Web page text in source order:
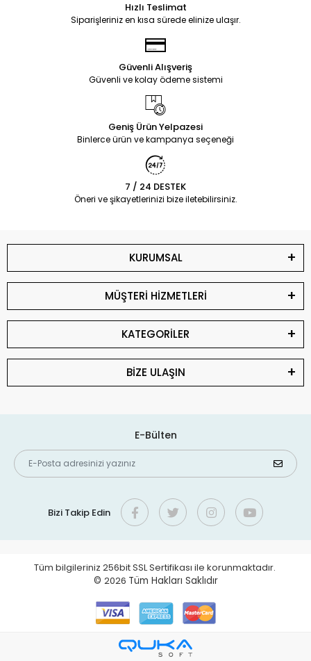
Hızlı Teslimat
Siparişleriniz en kısa sürede elinize ulaşır.
Güvenli Alışveriş
Güvenli ve kolay ödeme sistemi
Geniş Ürün Yelpazesi
Binlerce ürün ve kampanya seçeneği
7 / 24 DESTEK
Öneri ve şikayetlerinizi bize iletebilirsiniz.
KURUMSAL
MÜŞTERİ HİZMETLERİ
KATEGORİLER
BİZE ULAŞIN
E-Bülten
Bizi Takip Edin
Tüm bilgileriniz 256bit SSL Sertifikası ile korunmaktadır.
© 2026 Tüm Hakları Saklıdır